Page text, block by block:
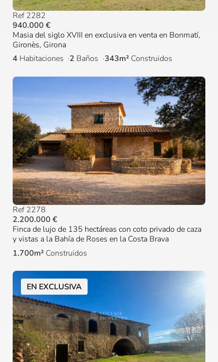
Ref 2282
940.000 €
Masia del siglo XVIII en exclusiva en venta en Bonmatí,
Gironès, Girona
4 Habitaciones 2 Baños 343m² Construidos
Ref 2278
2.200.000 €
Finca de lujo de 135 hectáreas con coto privado de caza
y vistas a la Bahía de Roses en la Costa Brava
1.700m² Construidos
EN EXCLUSIVA